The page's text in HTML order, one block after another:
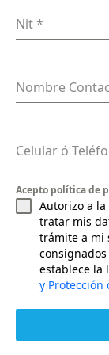
Nit*
Nombre
Celular ó
Acepto política de
Autorizo a la
tratar mis
trámite a mi
establece la
y Protección